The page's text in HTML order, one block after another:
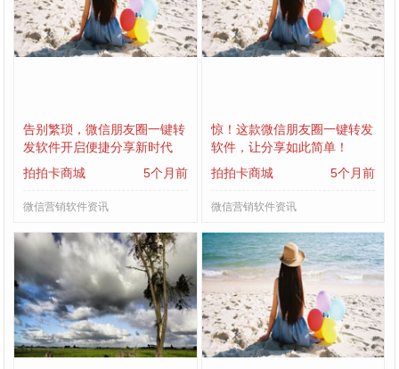
告别繁琐，微信朋友圈一键转
发软件开启便捷分享新时代
拍拍卡商城
5个月前
微信营销软件资讯
惊！这款微信朋友圈一键转发
软件，让分享如此简单！
拍拍卡商城
5个月前
微信营销软件资讯